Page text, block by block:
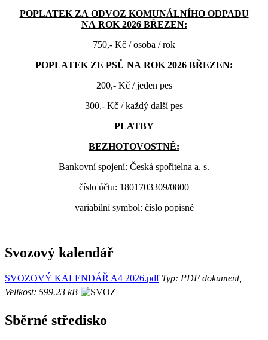
POPLATEK ZA ODVOZ KOMUNÁLNÍHO ODPADU
NA ROK 2026 BŘEZEN:
750,- Kč / osoba / rok
POPLATEK ZE PSŮ NA ROK 2026 BŘEZEN:
200,- Kč / jeden pes
300,- Kč / každý další pes
PLATBY
BEZHOTOVOSTNĚ:
Bankovní spojení: Česká spořitelna a. s.
číslo účtu: 1801703309/0800
variabilní symbol: číslo popisné
Svozový kalendář
SVOZOVÝ KALENDÁŘ A4 2026.pdfTyp: PDF dokument,
Velikost: 599.23 kB
Sběrné středisko